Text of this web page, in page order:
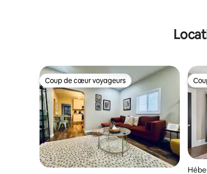
Coup de cœur voyageurs
Coup de cœur voyageurs